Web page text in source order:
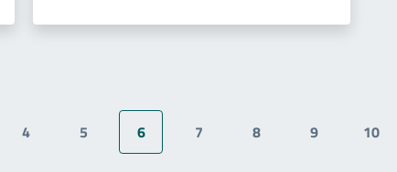
Pagina
4
Pagina
5
Pagina attuale
6
Pagina
7
Pagina
8
Pagina
9 10